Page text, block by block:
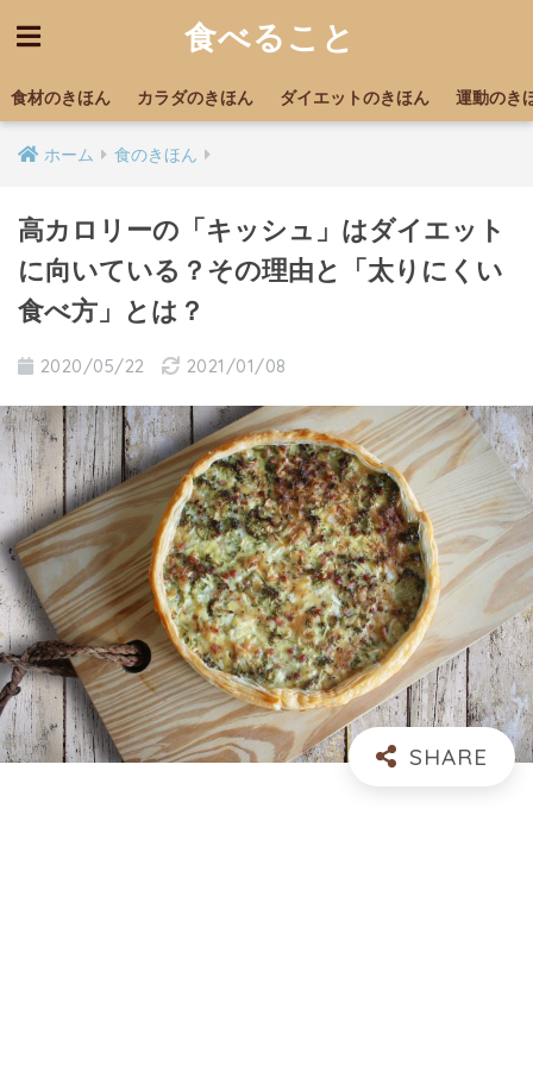
食べること
食材のきほん カラダのきほん ダイエットのきほん 運動のき
ホーム 食のきほん
高カロリーの「キッシュ」はダイエット
に向いている？その理由と「太りにくい
食べ方」とは？
2020/05/22 2021/01/08